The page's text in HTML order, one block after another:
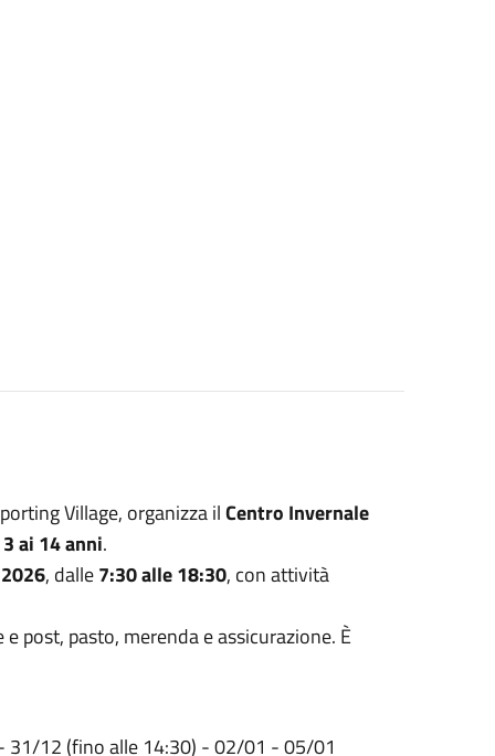
Village, organizza ilCentro Invernale
3 ai 14 anni.
, dalle7:30 alle 18:30, con attività
post, pasto, merenda e assicurazione. È
12 (fino alle 14:30) - 02/01 - 05/01